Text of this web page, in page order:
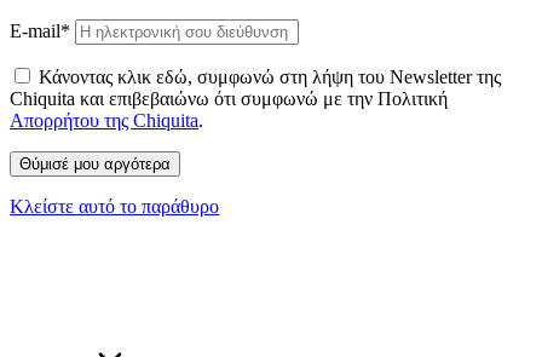
E-mail*
Κάνοντας κλικ εδώ, συμφωνώ στη λήψη του Newsletter της
Chiquita και επιβεβαιώνω ότι συμφωνώ με την Πολιτική
Απορρήτου της Chiquita.
Κλείστε αυτό το παράθυρο